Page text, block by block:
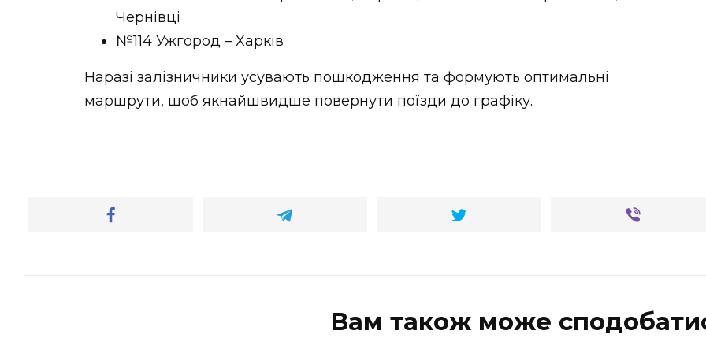
Чернівці
№114 Ужгород – Харків
Наразі залізничники усувають пошкодження та формують оптимальні
маршрути, щоб якнайшвидше повернути поїзди до графіку.
Вам також може